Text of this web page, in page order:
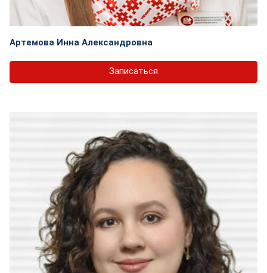
Артемова Инна Александровна
Записаться